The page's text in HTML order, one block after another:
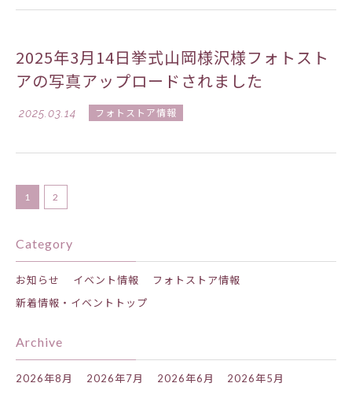
2025年3月14日挙式山岡様沢様フォトスト
アの写真アップロードされました
2025.03.14 フォトストア情報
1 2
Category
お知らせ イベント情報
フォトストア情報
新着情報・イベントトップ
Archive
2026年8月 2026年7月 2026年6月
2026年5月